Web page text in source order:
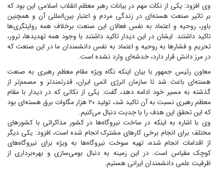
وی افزود: یکی از نکات مهم در بیانات رهبر معظم انقلاب اسلامی این بود که
بر تاثیر صنعت هسته‌ای در زندگی مردم و اعتبار بین‌المللی آن و همچنین
باور، روحیه و اعتماد به نفس فعالان این صنعت برخلاف همه روایتگری‌ها
تاکید داشتند. ایشان در این دیدار تاکید داشتند با وجود همه تهدیدها، ترور،
تحریم و فشار‌ها به روحیه و اعتماد به نفس دانشمندان ما در این صنعت که
در مرز دانش قرار دارد، خدشه‌ای وارد نشده است.
معاون رئیس جمهور با بیان اینکه نگاه ویژه مقام معظم رهبری به صنعت
هسته‌ای باعث شد تا سازمان انرژی اتمی ایران، قدرتمندتر و مصمم‌تر از
گذشته به مسیر خود ادامه دهد، گفت: یکی از نکاتی که در دیدار با مقام
معظم رهبری نسبت به آن تاکید شد، تولید ۲۰ هزار مگاوات برق هسته‌ای بود
که این تحقق این هدف را با جدیت دنبال می‌کنیم.
وی با اشاره به اینکه در ساخت نیروگاه‌ها در کشور مذاکراتی با کشور‌های
مختلف برای انجام برخی کار‌های مشترک انجام شده است، افزود: یکی دیگر
از اقدامات انجام شده، تهیه سوخت نیروگاه‌ها به ویژه برای نیروگاه‌های
کوچک مقیاس است. در این زمینه به دنبال بومی‌سازی و بهره‌برداری از
ظرفیت علمی دانشمندان ایرانی هستیم.